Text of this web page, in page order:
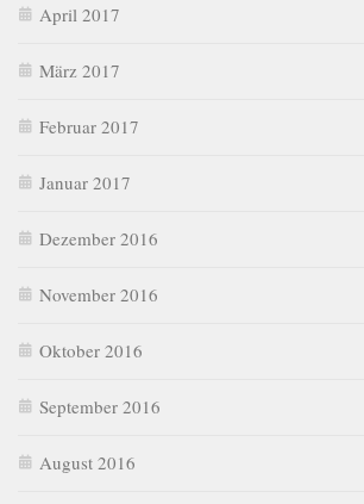
April 2017
März 2017
Februar 2017
Januar 2017
Dezember 2016
November 2016
Oktober 2016
September 2016
August 2016